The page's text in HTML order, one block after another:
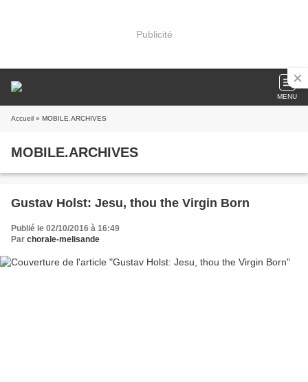
Publicité
MENU
Accueil » MOBILE.ARCHIVES
MOBILE.ARCHIVES
Gustav Holst: Jesu, thou the Virgin Born
Publié le 02/10/2016 à 16:49
Par chorale-melisande